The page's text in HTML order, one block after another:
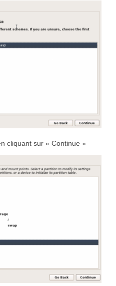
cliquant sur « Continue »